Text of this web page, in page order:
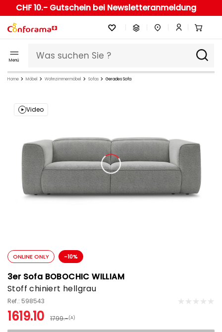
CHF 10.- Gutschein bei Newsletteranmeldung
Menü
Home Möbel Wohnzimmermöbel Sofas Gerades Sofa
Video
ONLINE ONLY -10%
3er Sofa BOBOCHIC WILLIAM
Stoff chiniert hellgrau
Ref.: 598543
1619.10 1799.-(A)